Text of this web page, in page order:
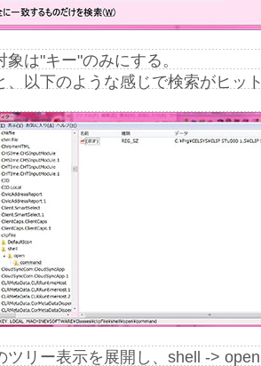
象は"キー"のみにする。
、以下のような感じで検索がヒッ
ツリー表示を展開し、shell ->